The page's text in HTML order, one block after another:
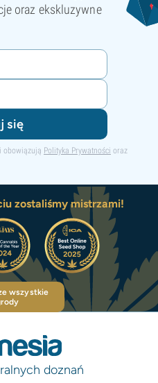
oraz ekskluzywne
się
obowiązują Polityka Prywatności oraz
zostaliśmy mistrzami!
wszystkie
doznań